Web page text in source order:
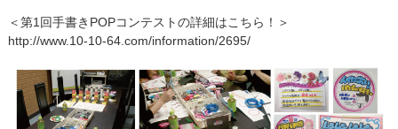
＜第1回手書きPOPコンテストの詳細はこちら！＞
http://www.10-10-64.com/information/2695/